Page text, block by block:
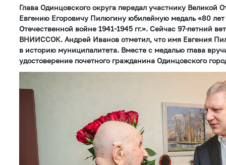
Глава Одинцовского округа передал участнику Великой
Евгению Егоровичу Пилюгину юбилейную медаль «80
Отечественной войне 1941-1945 гг.». Сейчас 97-летний
ВНИИССОК. Андрей Иванов отметил, что имя Евгения
в историю муниципалитета. Вместе с медалью глава
удостоверение почетного гражданина Одинцовского